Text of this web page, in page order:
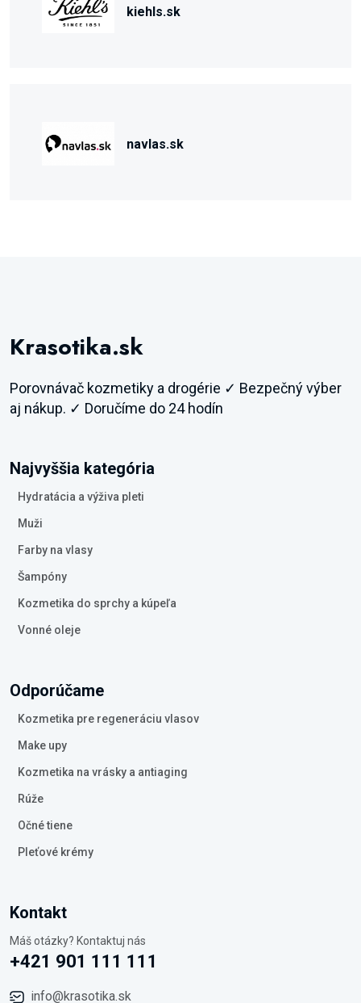
kiehls.sk
navlas.sk
Krasotika.sk
Porovnávač kozmetiky a drogérie ✓ Bezpečný výber
aj nákup. ✓ Doručíme do 24 hodín
Najvyššia kategória
Hydratácia a výživa pleti
Muži
Farby na vlasy
Šampóny
Kozmetika do sprchy a kúpeľa
Vonné oleje
Odporúčame
Kozmetika pre regeneráciu vlasov
Make upy
Kozmetika na vrásky a antiaging
Rúže
Očné tiene
Pleťové krémy
Kontakt
Máš otázky? Kontaktuj nás
+421 901 111 111
info@krasotika.sk